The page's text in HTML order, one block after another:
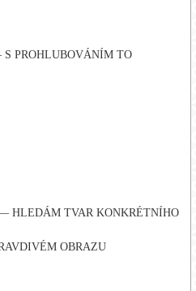
S PROHLUBOVÁNÍM TO
— HLEDÁM TVAR KONKRÉTNÍHO
OBRAZU